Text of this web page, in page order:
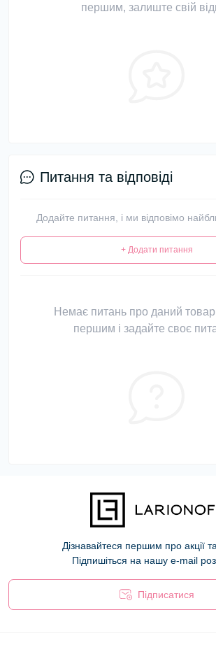
першим, залиште свій
Питання та відповіді
Додайте питання, і ми відповімо
+ Додати питання
Немає питань про даний
першим і задайте своє
Дізнавайтеся першим про акції
Підпишіться на нашу e-mail
Підписатися